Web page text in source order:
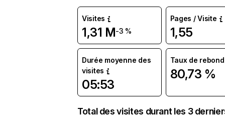
Visites
1,31 M-3 %
Pages / Visite
1,55
Durée moyenne des
visites
05:53
Taux de rebond
80,73 %
Total des visites durant les 3